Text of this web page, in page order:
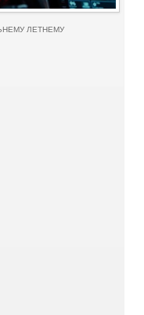
ЛЕТНЕМУ